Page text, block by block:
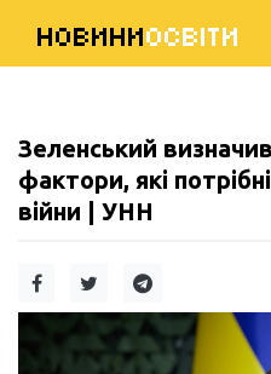
НОВИНИОСВІТИ
Зеленський
фактори, які
війни | УНН